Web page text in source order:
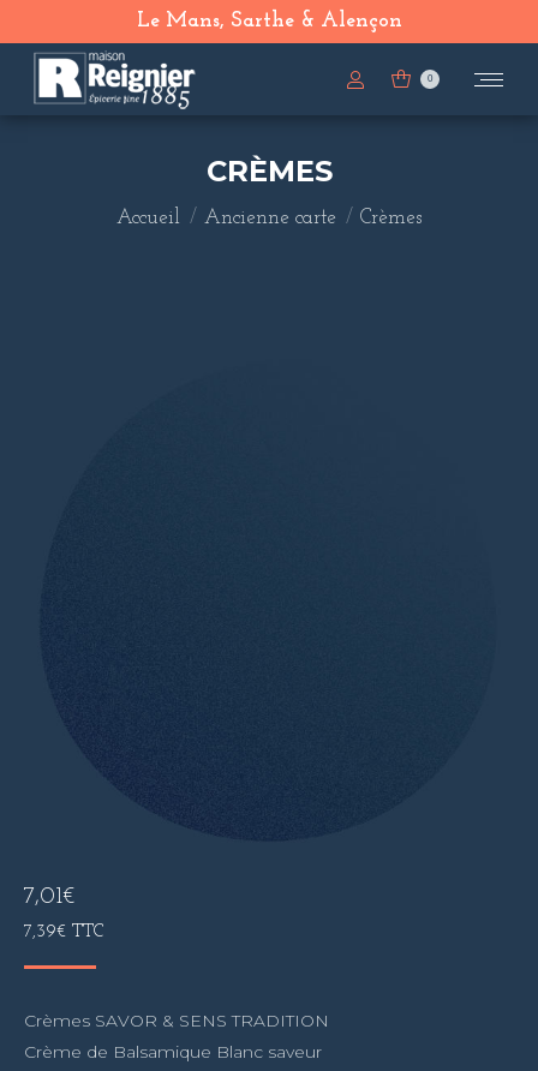
Le Mans, Sarthe & Alençon
0
CRÈMES
Vous êtes ici :
Accueil Ancienne carte Crèmes
7,01€
7,39€ TTC
Crèmes SAVOR & SENS TRADITION
Crème de Balsamique Blanc saveur